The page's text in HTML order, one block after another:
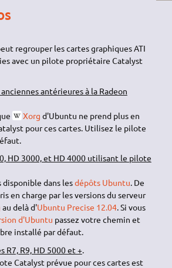
regrouper les cartes graphiques ATI
avec un pilote propriétaire Catalyst
antérieures à la Radeon
Xorg d'Ubuntu ne prend plus en
pour ces cartes. Utilisez le pilote
HD 3000, et HD 4000 utilisant le pilote
dans lesdépôts Ubuntu. De
en charge par les versions du serveur
au delà d'Ubuntu Precise 12.04. Si vous
d'Ubuntu passez votre chemin et
installé par défaut.
R7, R9, HD 5000 et +.
Catalyst prévue pour ces cartes est